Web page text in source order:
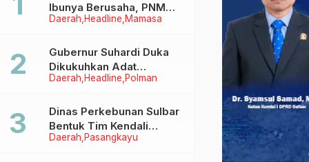
Daerah Headline Mamasa
Ibunya Berusaha, PNM
Juga Menjaga Mimpi
Menggapai Cita-Cita
Daerah Headline Polman
Gubernur Suhardi Duka
Dikukuhkan Adat
Balanipa, Raih Gelar Sulo
Daerah Pasangkayu
Dinas Perkebunan Sulbar
Bentuk Tim Kendali
Internal ICS untuk Dukung